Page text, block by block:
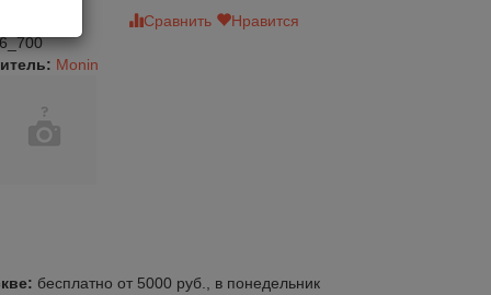
Сравнить
Нравится
Monin
бесплатно от 5000 руб., в понедельник